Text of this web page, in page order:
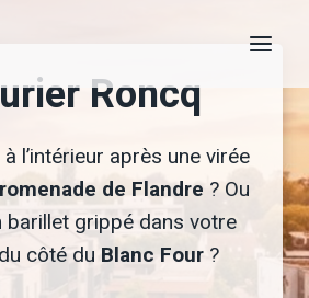
Roncq
l’intérieur après une virée
de Flandre ? Ou
barillet grippé dans votre
côté du Blanc Four ?